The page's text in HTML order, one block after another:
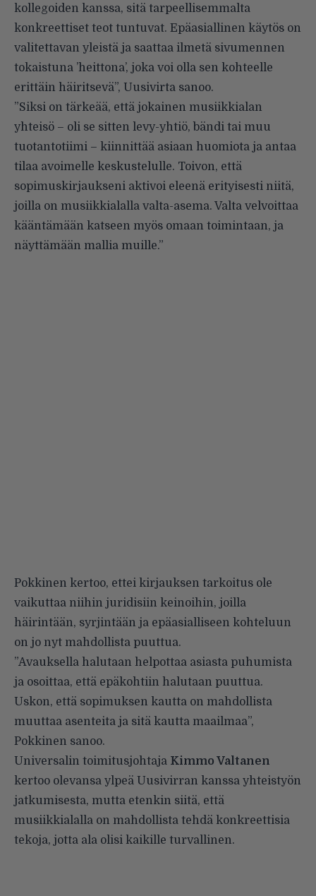
kollegoiden kanssa, sitä tarpeellisemmalta
konkreettiset teot tuntuvat. Epäasiallinen käytös on
valitettavan yleistä ja saattaa ilmetä sivumennen
tokaistuna ’heittona’, joka voi olla sen kohteelle
erittäin häiritsevä”, Uusivirta sanoo.
”Siksi on tärkeää, että jokainen musiikkialan
yhteisö – oli se sitten levy-yhtiö, bändi tai muu
tuotantotiimi – kiinnittää asiaan huomiota ja antaa
tilaa avoimelle keskustelulle. Toivon, että
sopimuskirjaukseni aktivoi eleenä erityisesti niitä,
joilla on musiikkialalla valta-asema. Valta velvoittaa
kääntämään katseen myös omaan toimintaan, ja
näyttämään mallia muille.”
Pokkinen kertoo, ettei kirjauksen tarkoitus ole
vaikuttaa niihin juridisiin keinoihin, joilla
häirintään, syrjintään ja epäasialliseen kohteluun
on jo nyt mahdollista puuttua.
”Avauksella halutaan helpottaa asiasta puhumista
ja osoittaa, että epäkohtiin halutaan puuttua.
Uskon, että sopimuksen kautta on mahdollista
muuttaa asenteita ja sitä kautta maailmaa”,
Pokkinen sanoo.
Universalin toimitusjohtaja Kimmo Valtanen
kertoo olevansa ylpeä Uusivirran kanssa yhteistyön
jatkumisesta, mutta etenkin siitä, että
musiikkialalla on mahdollista tehdä konkreettisia
tekoja, jotta ala olisi kaikille turvallinen.